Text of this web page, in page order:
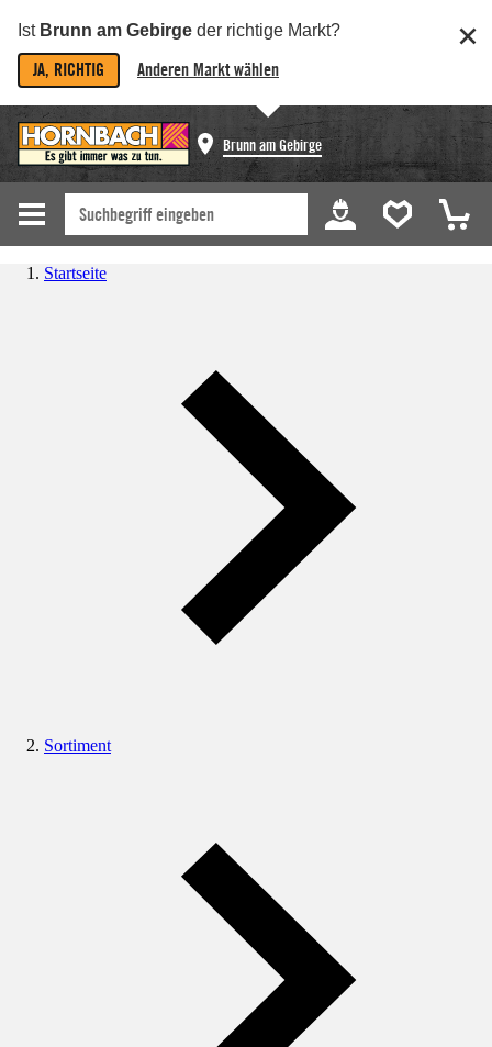
Ist Brunn am Gebirge der richtige Markt?
JA, RICHTIG Anderen Markt wählen
Brunn am Gebirge
Startseite
Sortiment